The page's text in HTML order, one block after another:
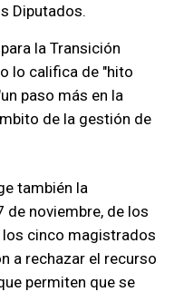
Diputados.
la Transición
lo califica de "hito
paso más en la
de la gestión de
también la
de noviembre, de los
cinco magistrados
a rechazar el recurso
permiten que se